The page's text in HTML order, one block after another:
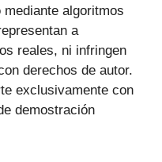
algoritmos
a
reales, ni infringen
derechos de autor.
exclusivamente con
demostración